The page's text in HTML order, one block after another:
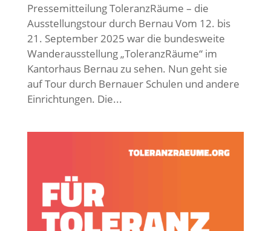
Pressemitteilung ToleranzRäume – die
Ausstellungstour durch Bernau Vom 12. bis
21. September 2025 war die bundesweite
Wanderausstellung „ToleranzRäume“ im
Kantorhaus Bernau zu sehen. Nun geht sie
auf Tour durch Bernauer Schulen und andere
Einrichtungen. Die...